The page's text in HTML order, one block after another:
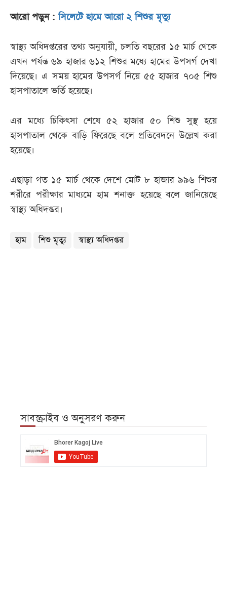
আরো পড়ুন :সিলেটে হামে আরো ২ শিশুর মৃত্যু
স্বাস্থ্য অধিদপ্তরের তথ্য অনুযায়ী, চলতি বছরের ১৫ মার্চ থেকে
এখন পর্যন্ত ৬৯ হাজার ৬১২ শিশুর মধ্যে হামের উপসর্গ দেখা
দিয়েছে। এ সময় হামের উপসর্গ নিয়ে ৫৫ হাজার ৭০৫ শিশু
হাসপাতালে ভর্তি হয়েছে।
এর মধ্যে চিকিৎসা শেষে ৫২ হাজার ৫০ শিশু সুস্থ হয়ে
হাসপাতাল থেকে বাড়ি ফিরেছে বলে প্রতিবেদনে উল্লেখ করা
হয়েছে।
এছাড়া গত ১৫ মার্চ থেকে দেশে মোট ৮ হাজার ৯৯৬ শিশুর
শরীরে পরীক্ষার মাধ্যমে হাম শনাক্ত হয়েছে বলে জানিয়েছে
স্বাস্থ্য অধিদপ্তর।
হাম শিশু মৃত্যু স্বাস্থ্য অধিদপ্তর
সাবস্ক্রাইব ও অনুসরণ করুন